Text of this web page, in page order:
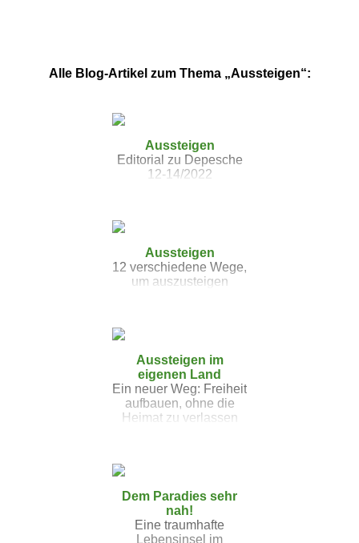
Alle Blog-Artikel zum Thema „Aussteigen“:
Aussteigen
Editorial zu Depesche
12-14/2022
Aussteigen
12 verschiedene Wege,
um auszusteigen
Aussteigen im
eigenen Land
Ein neuer Weg: Freiheit
aufbauen, ohne die
Heimat zu verlassen
Dem Paradies sehr
nah!
Eine traumhafte
Lebensinsel im